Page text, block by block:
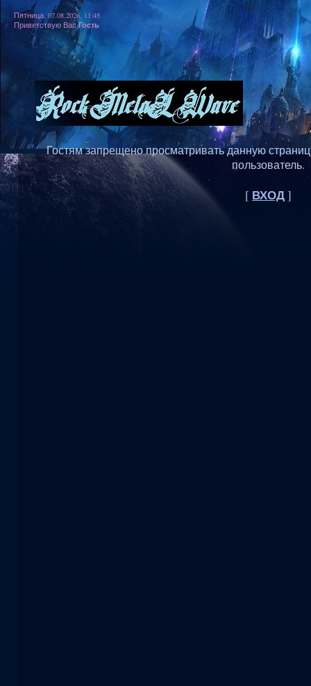
Пятница, 07.08.2026, 11:45
Приветствую Вас Гость
Гостям запрещено просматривать данную
пользователь.
[ ВХОД]